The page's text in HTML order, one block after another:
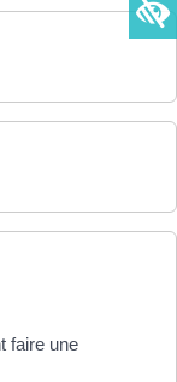
faire une